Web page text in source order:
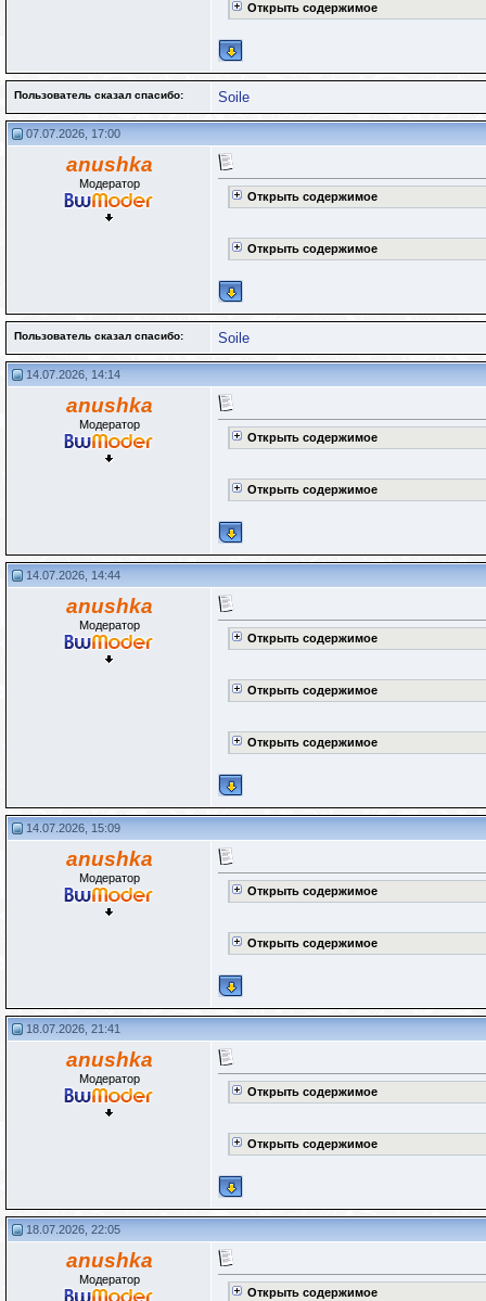
Открыть содержимое
Пользователь сказал cпасибо: Soile
07.07.2026, 17:00
anushka
Модератор
Открыть содержимое
Открыть содержимое
Пользователь сказал cпасибо: Soile
14.07.2026, 14:14
anushka
Модератор
Открыть содержимое
Открыть содержимое
14.07.2026, 14:44
anushka
Модератор
Открыть содержимое
Открыть содержимое
Открыть содержимое
14.07.2026, 15:09
anushka
Модератор
Открыть содержимое
Открыть содержимое
18.07.2026, 21:41
anushka
Модератор
Открыть содержимое
Открыть содержимое
18.07.2026, 22:05
anushka
Модератор
Открыть содержимое